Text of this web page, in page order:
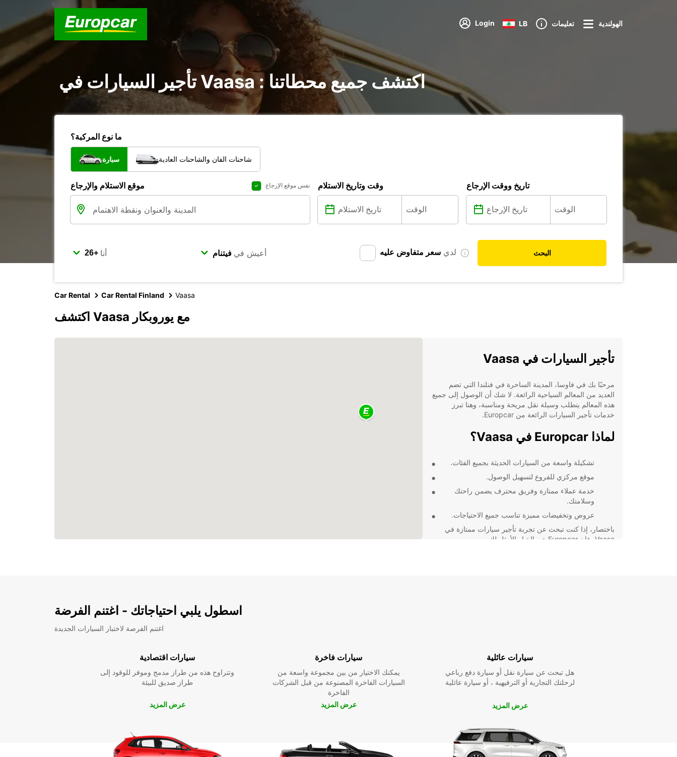
Login LB تعليمات الهولندية
تأجير السيارات في Vaasa : اكتشف جميع محطاتنا
ما نوع المركبة؟
سيارة شاحنات الفان والشاحنات العادية
موقع الاستلام والإرجاع نفس موقع الإرجاع وقت وتاريخ الاستلام تاريخ ووقت الإرجاع
أنا أعيش في لدي سعر متفاوض عليه البحث
Car Rental Car Rental Finland Vaasa
اكتشف Vaasa مع يوروبكار
تأجير السيارات في Vaasa
مرحبًا بك في فاوسا، المدينة الساحرة في فنلندا التي تضم
العديد من المعالم السياحية الرائعة. لا شك أن الوصول إلى جميع
هذه المعالم يتطلب وسيلة نقل مريحة ومناسبة، وهنا تبرز
خدمات تأجير السيارات الرائعة من Europcar.
لماذا Europcar في Vaasa؟
تشكيلة واسعة من السيارات الحديثة بجميع الفئات.
موقع مركزي للفروع لتسهيل الوصول.
خدمة عملاء ممتازة وفريق محترف يضمن راحتك
وسلامتك.
عروض وتخفيضات مميزة تناسب جميع الاحتياجات.
باختصار، إذا كنت تبحث عن تجربة تأجير سيارات ممتازة في
Vaasa، فإن Europcar هي الخيار الأمثل لك.
استمتع برحلتك في Vaasa دون القلق بفضل خدمة تأجير
السيارات الاحترافية من Europcar. اكتشف كل زوايا المدينة
وقم بزيارة المعالم السياحية بكل راحة وسهولة.
اسطول يلبي احتياجاتك - اغتنم الفرضة
اغتنم الفرصة لاختبار السيارات الجديدة
سيارات اقتصادية
وتتراوح هذه من طراز مدمج وموفر للوقود إلى
طراز صديق للبيئة
عرض المزيد
سيارات فاخرة
يمكنك الاختيار من بين مجموعة واسعة من
السيارات الفاخرة المصنوعة من قبل الشركات
الفاخرة
عرض المزيد
سيارات عائلية
هل تبحث عن سيارة نقل أو سيارة دفع رباعي
لرحلتك التجارية أو الترفيهية ، أو سيارة عائلية
عرض المزيد